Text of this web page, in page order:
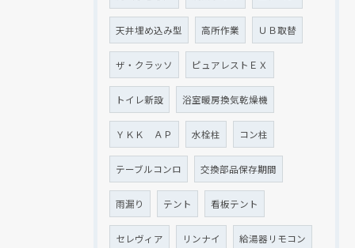
天井埋め込み型 高所作業 ＵＢ取替
ザ・クラッソ ピュアレストＥＸ
トイレ新設 浴室暖房換気乾燥機
ＹＫＫ ＡＰ 水栓柱 コン柱
テーブルコンロ 交換部品保存期間
雨漏り テント 看板テント
セレヴィア リンナイ 給湯器リモコン